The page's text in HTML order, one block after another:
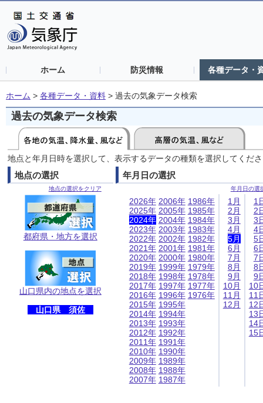
ホーム 防災情報 各種データ・
ホーム > 各種データ・資料 > 過去の気象データ検索
過去の気象データ検索
地点と年月日時を選択して、表示するデータの種類を選択してくだ
地点の選択
地点の選択をクリア
都府県・地方を選択
山口県内の地点を選択
山口県 須佐
年月日の選択
年月日の選
2026年
2025年
2024年
2023年
2022年
2021年
2020年
2019年
2018年
2017年
2016年
2015年
2014年
2013年
2012年
2011年
2010年
2009年
2008年
2007年
2006年
2005年
2004年
2003年
2002年
2001年
2000年
1999年
1998年
1997年
1996年
1995年
1994年
1993年
1992年
1991年
1990年
1989年
1988年
1987年
1986年
1985年
1984年
1983年
1982年
1981年
1980年
1979年
1978年
1977年
1976年
1月
2月
3月
4月
5月
6月
7月
8月
9月
10月
11月
12月
1
2
3
4
5
6
7
8
9
10
11
12
13
14
15